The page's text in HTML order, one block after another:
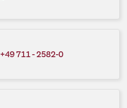
+49 711 - 2582-0